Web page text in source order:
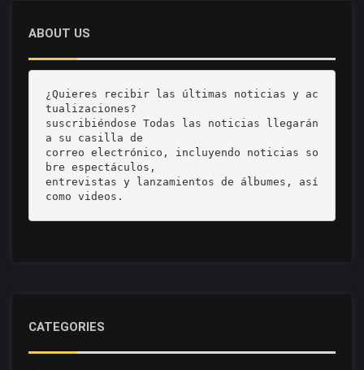
ABOUT US
¿Quieres recibir las últimas noticias y ac
tualizaciones?
suscribiéndose Todas las noticias llegarán
a su casilla de
correo electrónico, incluyendo noticias so
bre espectáculos,
entrevistas y lanzamientos de álbumes, así
como videos.
CATEGORIES